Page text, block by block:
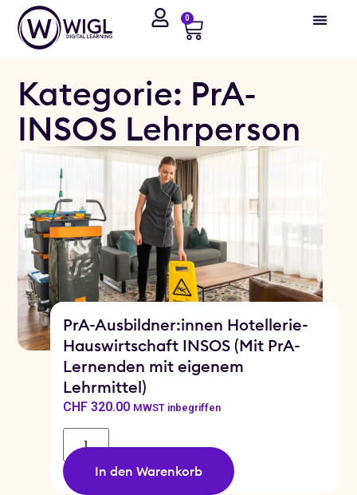
0
Kategorie: PrA-
INSOS Lehrperson
PrA-Ausbildner:innen Hotellerie-
Hauswirtschaft INSOS (Mit PrA-
Lernenden mit eigenem
Lehrmittel)
CHF320.00 MWST inbegriffen
In den Warenkorb